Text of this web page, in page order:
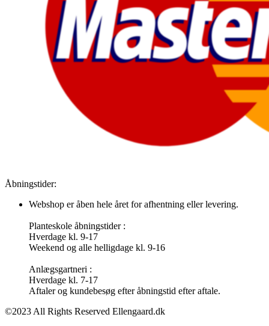
Åbningstider:
Webshop er åben hele året for afhentning eller levering.
Planteskole åbningstider :
Hverdage kl. 9-17
Weekend og alle helligdage kl. 9-16
Anlægsgartneri :
Hverdage kl. 7-17
Aftaler og kundebesøg efter åbningstid efter aftale.
©2023 All Rights Reserved Ellengaard.dk